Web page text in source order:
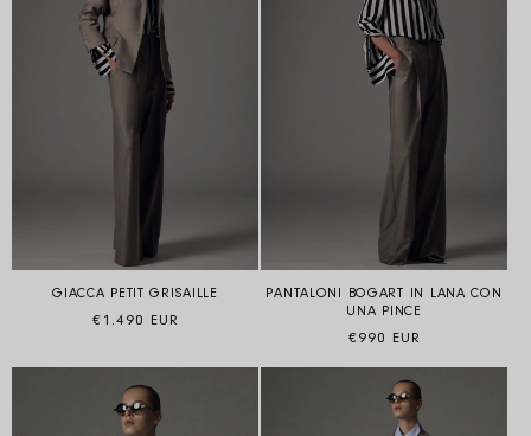
GIACCA PETIT GRISAILLE
Prezzo di listino
€1.490 EUR
PANTALONI BOGART IN LANA CON
UNA PINCE
Prezzo di listino
€990 EUR